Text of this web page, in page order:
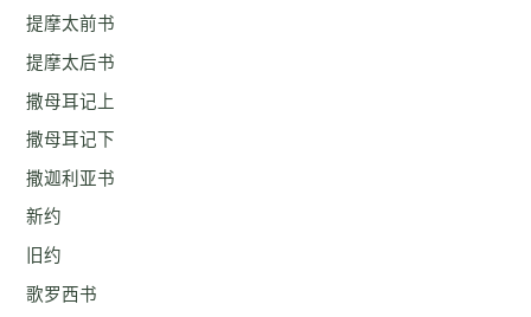
提摩太前书
提摩太后书
撒母耳记上
撒母耳记下
撒迦利亚书
新约
旧约
歌罗西书